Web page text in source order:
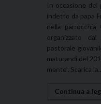
In occasione del
indetto da papa
nella parrocchia
organizzato
pastorale
maturandi del
mente”. Scarica
Continua a